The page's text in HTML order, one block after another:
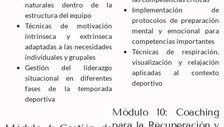
naturales dentro de la
estructura del equipo
Técnicas de motivación
intrínseca y extrínseca
adaptadas a las necesidades
individuales y grupales
Gestión del liderazgo
situacional en diferentes
fases de la temporada
deportiva
Implementación de
protocolos de preparación
mental y emocional para
competencias importantes
Técnicas de respiración,
visualización y relajación
aplicadas al contexto
deportivo
Módulo 10: Coaching